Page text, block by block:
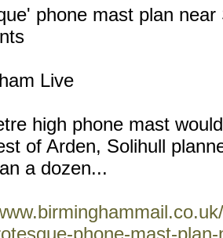
phone mast plan
Live
high phone mast
of Arden, Solihull
a dozen...
phone-mast-